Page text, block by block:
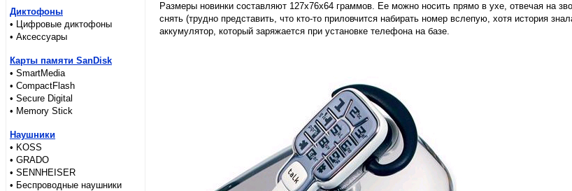
Диктофоны
• Цифровые диктофоны
• Аксессуары
Карты памяти SanDisk
• SmartMedia
• CompactFlash
• Secure Digital
• Memory Stick
Наушники
• KOSS
• GRADO
• SENNHEISER
• Беспроводные наушники
Размеры новинки составляют 127х76х64 граммов. Ее можно носить прямо в ухе, отвечая на
снять (трудно представить, что кто-то приловчится набирать номер вслепую, хотя история
аккумулятор, который заряжается при установке телефона на базе.